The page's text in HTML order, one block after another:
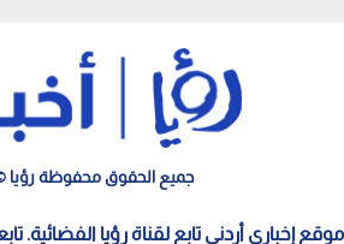
جميع الحقوق محفوظة رؤيا ©
موقع إخباري أردني تابع لقناة رؤيا الفضائية.